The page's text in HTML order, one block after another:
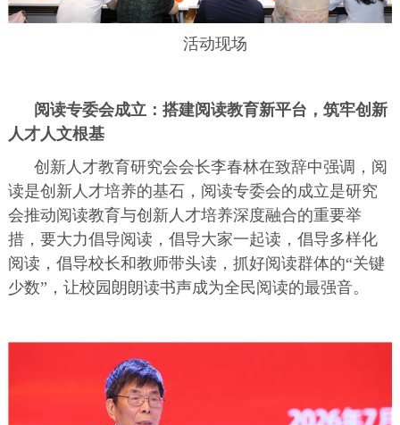
活动现场
阅读专委会成立：搭建阅读教育新平台，筑牢创新
人才人文根基
创新人才教育研究会会长李春林在致辞中强调，阅
读是创新人才培养的基石，阅读专委会的成立是研究
会推动阅读教育与创新人才培养深度融合的重要举
措，要大力倡导阅读，倡导大家一起读，倡导多样化
阅读，倡导校长和教师带头读，抓好阅读群体的“关键
少数”，让校园朗朗读书声成为全民阅读的最强音。